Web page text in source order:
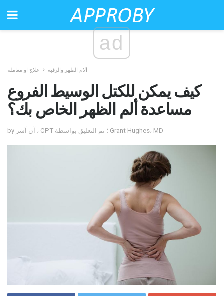
ad
آلام الظهر والرقبة علاج او معاملة
كيف يمكن للكتل الوسيط الفروع
مساعدة ألم الظهر الخاص بك؟
by آن آشر ، CPT ؛ تم التعليق بواسطة Grant Hughes، MD